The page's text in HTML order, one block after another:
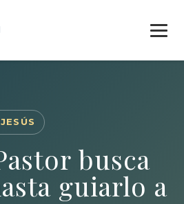
busca
guiarlo a